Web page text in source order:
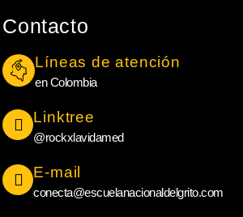
Contacto
Líneas de atención
en Colombia
Linktree
@rockxlavidamed
E-mail
conecta@escuelanacionaldelgrito.com